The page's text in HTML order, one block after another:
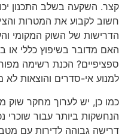
קצר. השקעה בשלב התכנון
חשוב לקבוע את המטרות
הדרישות של השוק המקומי
האם מדובר בשיפוץ כללי או
ספציפיים? הכנת רשימה
למנוע אי-סדרים והוצאות
כמו כן, יש לערוך מחקר שוק
הנחשקות ביותר עבור שוכרי
דרישה גבוהה לדירות עם